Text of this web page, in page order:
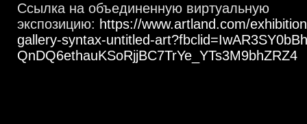
Ссылка на объединенную виртуальную
экспозицию: https://www.artland.com/
gallery-syntax-untitled-
QnDQ6ethauKSoRjjBC7TrYe_YTs3M9bhZRZ4